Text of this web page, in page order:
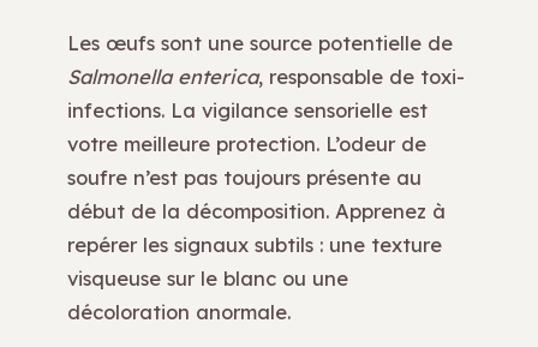
Les œufs sont une source potentielle de
Salmonella enterica, responsable de toxi-
infections. La vigilance sensorielle est
votre meilleure protection. L’odeur de
soufre n’est pas toujours présente au
début de la décomposition. Apprenez à
repérer les signaux subtils : une texture
visqueuse sur le blanc ou une
décoloration anormale.